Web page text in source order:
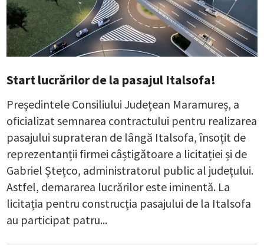
Start lucrărilor de la pasajul Italsofa!
Președintele Consiliului Județean Maramureș, a
oficializat semnarea contractului pentru realizarea
pasajului suprateran de lângă Italsofa, însoțit de
reprezentanții firmei câștigătoare a licitației și de
Gabriel Ștețco, administratorul public al județului.
Astfel, demararea lucrărilor este iminentă. La
licitația pentru construcția pasajului de la Italsofa
au participat patru